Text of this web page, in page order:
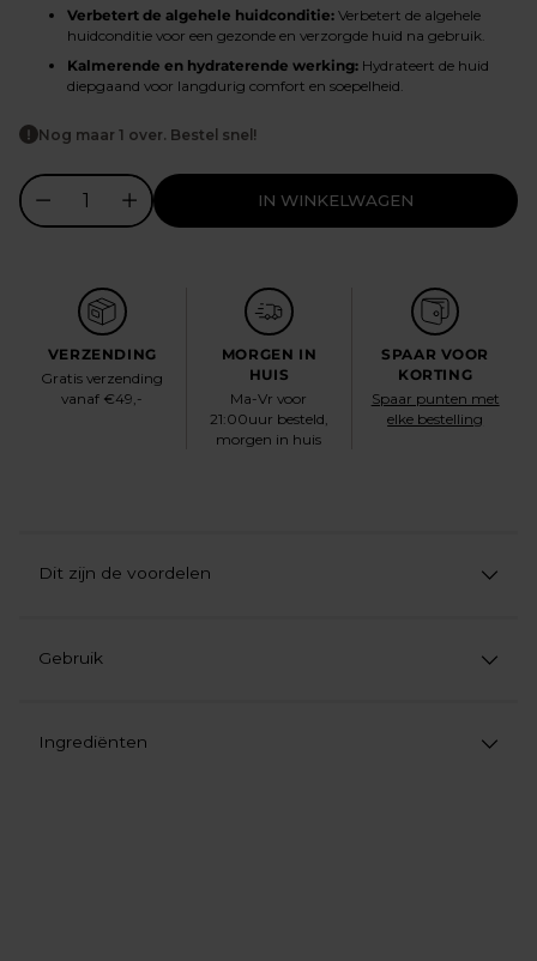
Verbetert de algehele huidconditie: Verbetert de algehele
huidconditie voor een gezonde en verzorgde huid na gebruik.
Kalmerende en hydraterende werking: Hydrateert de huid
diepgaand voor langdurig comfort en soepelheid.
Nog maar 1 over. Bestel snel!
IN WINKELWAGEN
VERZENDING
Gratis verzending
vanaf €49,-
MORGEN IN
HUIS
Ma-Vr voor
21:00uur besteld,
morgen in huis
SPAAR VOOR
KORTING
Spaar punten met
elke bestelling
Dit zijn de voordelen
Gebruik
Ingrediënten